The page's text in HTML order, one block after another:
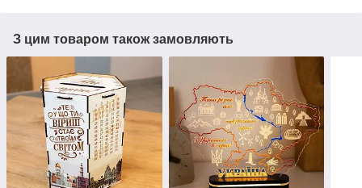
З цим товаром також замовляють